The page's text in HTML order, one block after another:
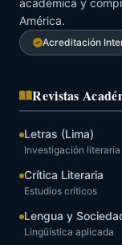
académica y
América.
Acreditación
Revistas
Letras (Lima)
Investigación literaria
Crítica Literaria
Estudios críticos
Lengua y
Lingüística aplicada